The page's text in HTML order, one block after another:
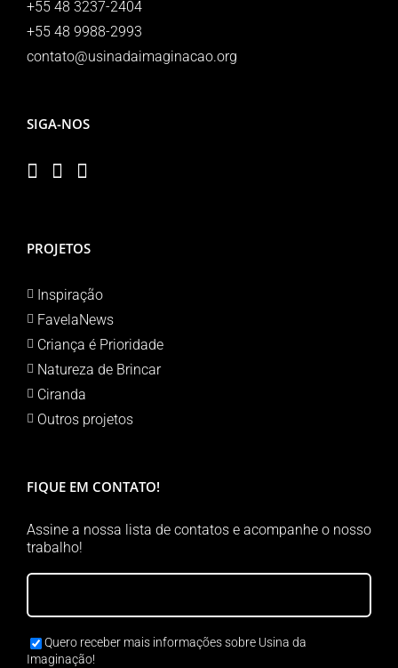
+55 48 3237-2404
+55 48 9988-2993
contato@usinadaimaginacao.org
SIGA-NOS
PROJETOS
Inspiração
FavelaNews
Criança é Prioridade
Natureza de Brincar
Ciranda
Outros projetos
FIQUE EM CONTATO!
Assine a nossa lista de contatos e acompanhe o nosso
trabalho!
Quero receber mais informações sobre Usina da
Imaginação!